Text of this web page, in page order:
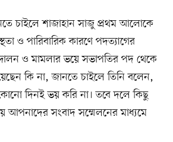
চাইলে শাজাহান সাজু প্রথম আলোকে
ও পারিবারিক কারণে পদত্যাগের
ও মামলার ভয়ে সভাপতির পদ থেকে
কি না, জানতে চাইলে তিনি বলেন,
দিনই ভয় করি না। তবে দলে কিছু
আপনাদের সংবাদ সম্মেলনের মাধ্যমে